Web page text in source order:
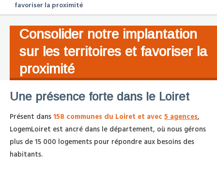
favoriser la proximité
Consolider notre implantation
sur les territoires et favoriser la
proximité
Une présence forte dans le Loiret
Présent dans 158 communes du Loiret et avec 5 agences,
LogemLoiret est ancré dans le département, où nous gérons
plus de 15 000 logements pour répondre aux besoins des
habitants.